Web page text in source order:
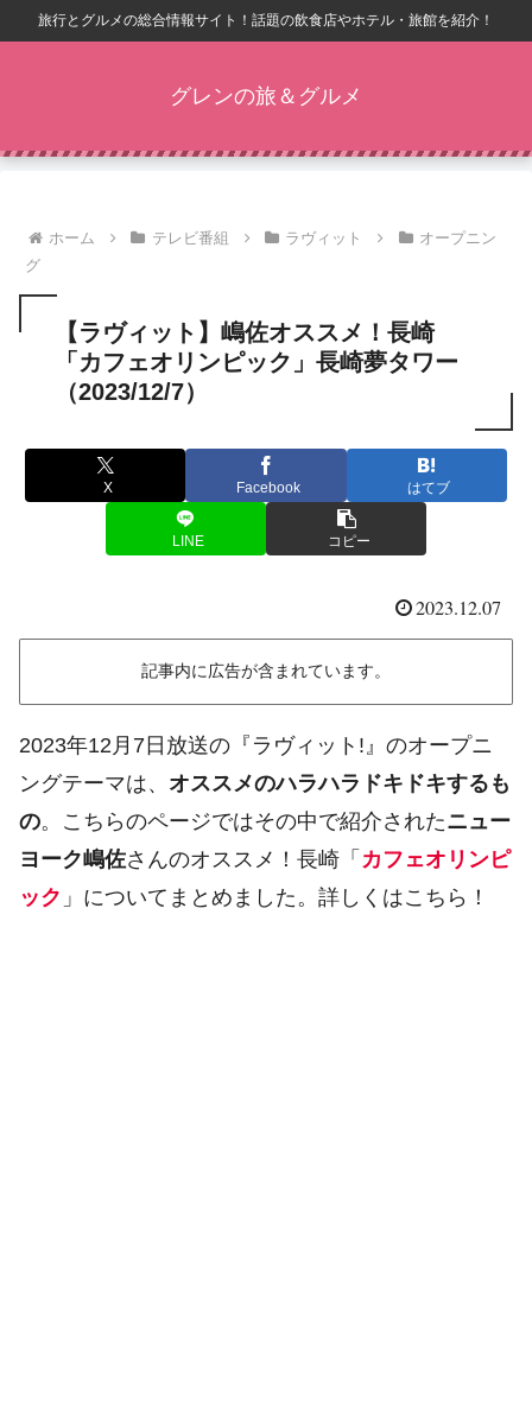
旅行とグルメの総合情報サイト！話題の飲食店やホテル・旅館を紹介！
グレンの旅＆グルメ
ホーム テレビ番組 ラヴィット
オープニン
グ
【ラヴィット】嶋佐オススメ！長崎
「カフェオリンピック」長崎夢タワー
（2023/12/7）
X Facebook はてブ
LINE コピー
2023.12.07
記事内に広告が含まれています。
2023年12月7日放送の『ラヴィット!』のオープニ
ングテーマは、 オススメのハラハラドキドキするも
の。こちらのページではその中で紹介されたニュー
ヨーク嶋佐さんのオススメ！長崎「 カフェオリンピ
ック 」についてまとめました。詳しくはこちら！